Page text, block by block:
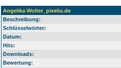
Angelika Wolter_pixelio.de
Beschreibung:
Schlüsselwörter:
Datum:
Hits:
Downloads:
Bewertung: